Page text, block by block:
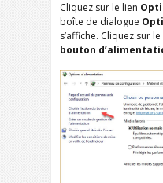
Cliquez sur le lien
boîte de dialogue
s’affiche. Cliquez sur le
bouton